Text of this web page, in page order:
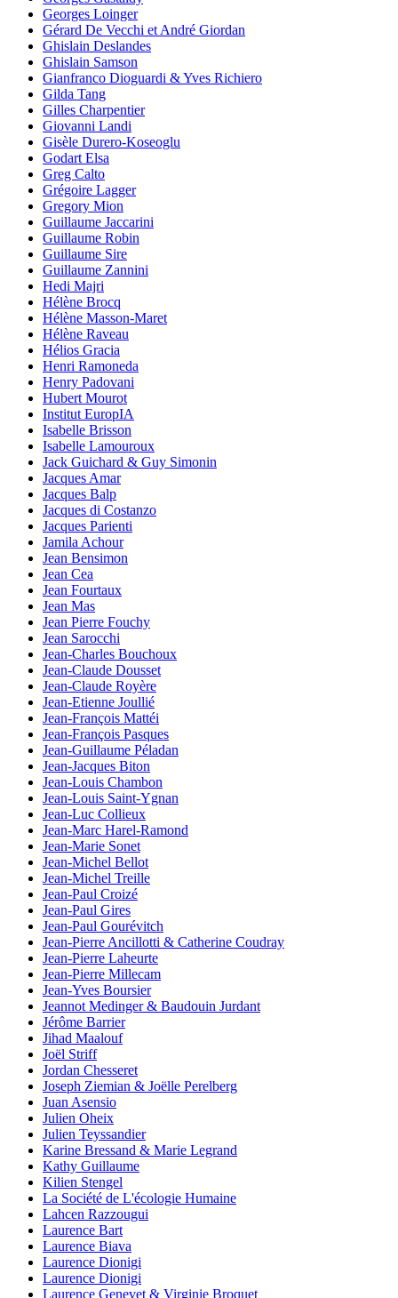
Georges Loinger
Gérard De Vecchi et André Giordan
Ghislain Deslandes
Ghislain Samson
Gianfranco Dioguardi & Yves Richiero
Gilda Tang
Gilles Charpentier
Giovanni Landi
Gisèle Durero-Koseoglu
Godart Elsa
Greg Calto
Grégoire Lagger
Gregory Mion
Guillaume Jaccarini
Guillaume Robin
Guillaume Sire
Guillaume Zannini
Hedi Majri
Hélène Brocq
Hélène Masson-Maret
Hélène Raveau
Hélios Gracia
Henri Ramoneda
Henry Padovani
Hubert Mourot
Institut EuropIA
Isabelle Brisson
Isabelle Lamouroux
Jack Guichard & Guy Simonin
Jacques Amar
Jacques Balp
Jacques di Costanzo
Jacques Parienti
Jamila Achour
Jean Bensimon
Jean Cea
Jean Fourtaux
Jean Mas
Jean Pierre Fouchy
Jean Sarocchi
Jean-Charles Bouchoux
Jean-Claude Dousset
Jean-Claude Royère
Jean-Etienne Joullié
Jean-François Mattéi
Jean-François Pasques
Jean-Guillaume Péladan
Jean-Jacques Biton
Jean-Louis Chambon
Jean-Louis Saint-Ygnan
Jean-Luc Collieux
Jean-Marc Harel-Ramond
Jean-Marie Sonet
Jean-Michel Bellot
Jean-Michel Treille
Jean-Paul Croizé
Jean-Paul Gires
Jean-Paul Gourévitch
Jean-Pierre Ancillotti & Catherine Coudray
Jean-Pierre Laheurte
Jean-Pierre Millecam
Jean-Yves Boursier
Jeannot Medinger & Baudouin Jurdant
Jérôme Barrier
Jihad Maalouf
Joël Striff
Jordan Chesseret
Joseph Ziemian & Joëlle Perelberg
Juan Asensio
Julien Oheix
Julien Teyssandier
Karine Bressand & Marie Legrand
Kathy Guillaume
Kilien Stengel
La Société de L'écologie Humaine
Lahcen Razzougui
Laurence Bart
Laurence Biava
Laurence Dionigi
Laurence Dionigi
Laurence Genevet & Virginie Broquet